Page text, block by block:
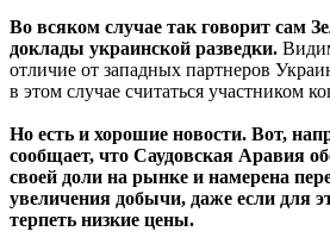
Во всяком случае так говорит сам
доклады украинской разведки.
отличие от западных партнеров
в этом случае считаться участником
Но есть и хорошие новости. Вот,
сообщает, что Саудовская Аравия
своей доли на рынке и намерена
увеличения добычи, даже если для
терпеть низкие цены.